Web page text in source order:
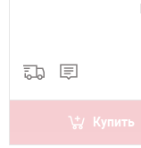
Купить